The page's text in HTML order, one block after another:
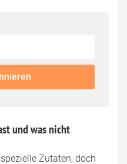
und was nicht
Zutaten, doch